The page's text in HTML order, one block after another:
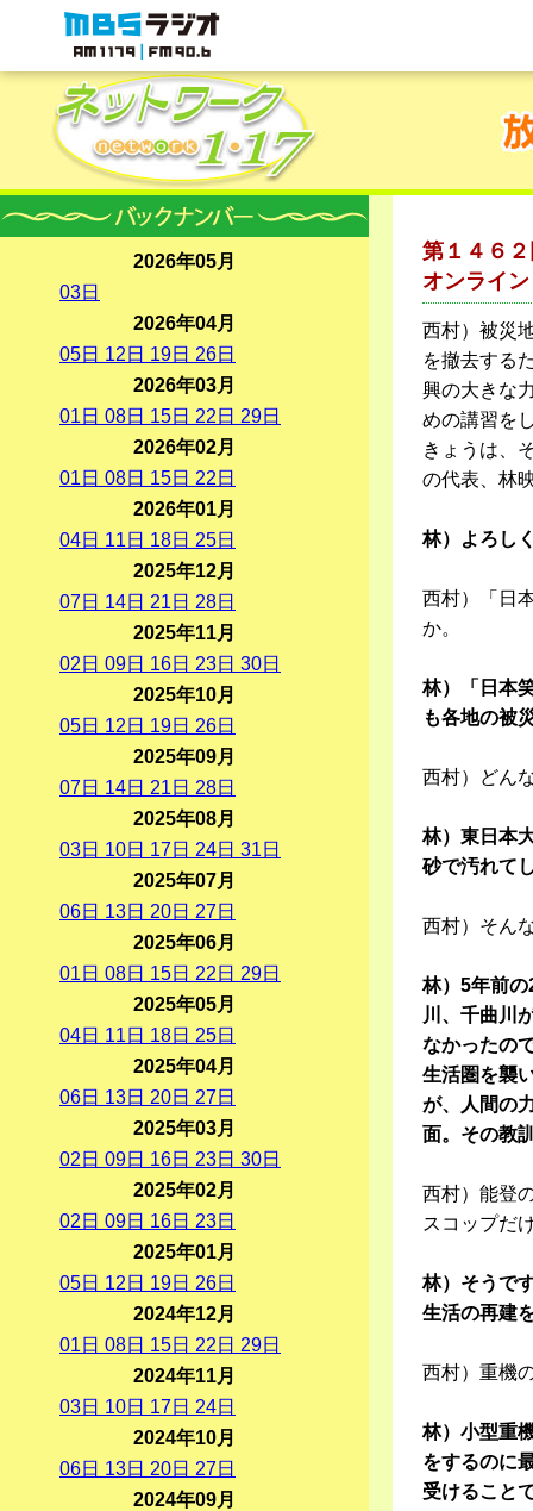
MBSラジオ 1179|FM90.6
第１４６
オンライ
西村）被災
を撤去する
興の大きな
めの講習を
きょうは、
の代表、林
林）よろし
西村）「日
か。
林）「日本
も各地の被
西村）どん
林）東日本
砂で汚れて
西村）そん
林）5年前
川、千曲川
なかったの
生活圏を襲
が、人間の
面。その教
西村）能登
スコップだ
林）そうで
生活の再建
西村）重機
林）小型重
をするのに
受けること
2026年05月
03日
2026年04月
05日 12 日 19日 26日
2026年03月
01 日 08日 15日 22 日 29日
2026年02月
01 日 08日 15日 22 日
2026年01月
04日 11 日 18日 25日
2025年12月
07日 14日 21 日 28日
2025年11月
02 日 09日 16日 23日 30日
2025年10月
05日 12 日 19日 26日
2025年09月
07日 14日 21 日 28日
2025年08月
03日 10日 17日 24日 31 日
2025年07月
06日 13日 20日 27日
2025年06月
01 日 08日 15日 22 日 29日
2025年05月
04日 11 日 18日 25日
2025年04月
06日 13日 20日 27日
2025年03月
02 日 09日 16日 23日 30日
2025年02月
02 日 09日 16日 23日
2025年01月
05日 12 日 19日 26日
2024年12月
01 日 08日 15日 22 日 29日
2024年11月
03日 10日 17日 24日
2024年10月
06日 13日 20日 27日
2024年09月